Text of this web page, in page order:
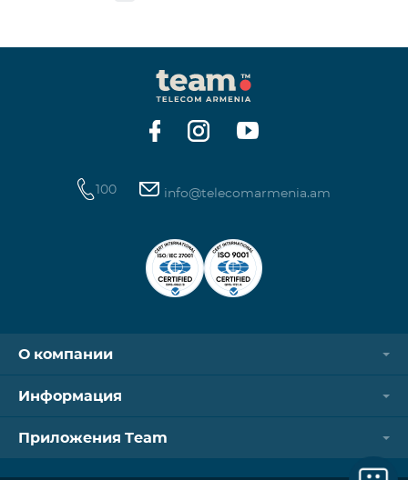
100 info@telecomarmenia.am
О компании
Информация
Приложения Team